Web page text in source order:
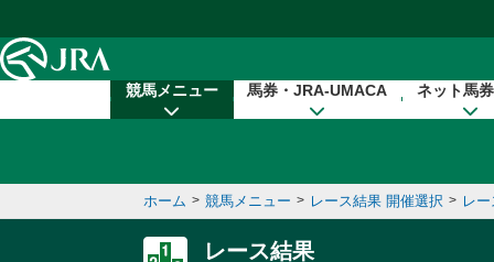
競馬メニュー 馬券・JRA-UMACA ネット馬
ホーム > 競馬メニュー > レース結果 開催選択 > レ
レース結果